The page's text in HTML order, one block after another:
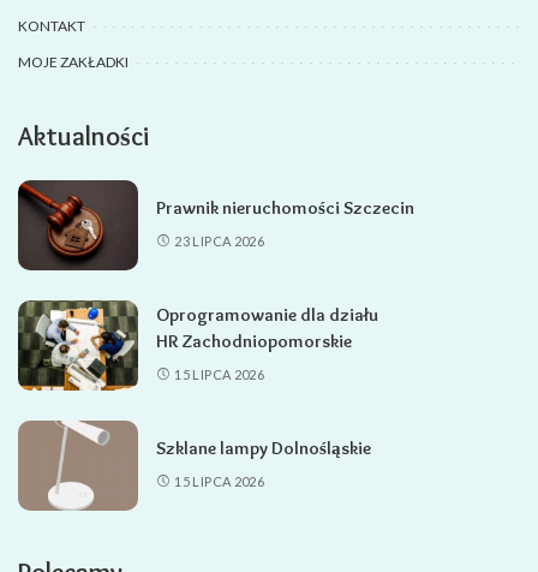
KONTAKT
MOJE ZAKŁADKI
Aktualności
Prawnik nieruchomości Szczecin
23 LIPCA 2026
Oprogramowanie dla działu
HR Zachodniopomorskie
15 LIPCA 2026
Szklane lampy Dolnośląskie
15 LIPCA 2026